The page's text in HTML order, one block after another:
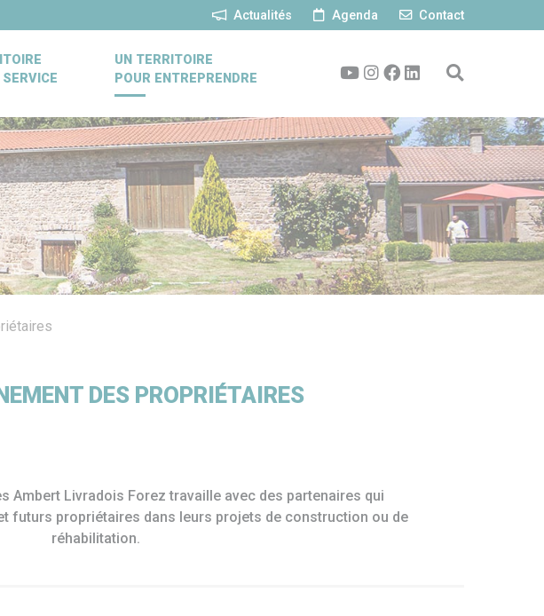
Actualités Agenda Contact
UN TERRITOIRE
POUR ENTREPRENDRE
Services Chantier du siège Médiathèques
DES PROPRIÉTAIRES
Ambert Livradois Forez travaille avec des partenaires qui
futurs propriétaires dans leurs projets de construction ou de
réhabilitation.